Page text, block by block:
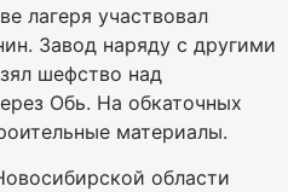
лагеря участвовал
Завод наряду с другими
шефство над
Обь. На обкаточных
материалы.
области